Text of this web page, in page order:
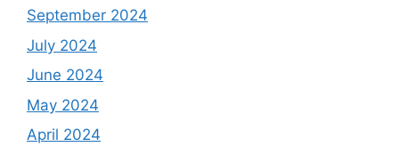
September 2024
July 2024
June 2024
May 2024
April 2024